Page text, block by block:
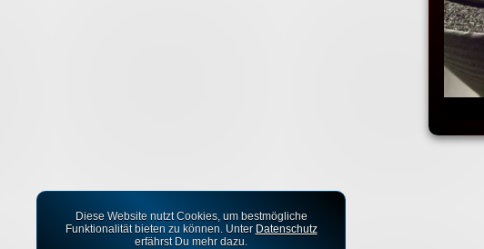
Diese Website nutzt Cookies, um bestmögliche
Funktionalität bieten zu können. Unter Datenschutz
erfährst Du mehr dazu.